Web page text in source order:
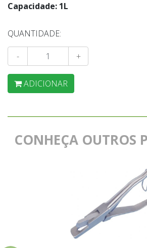
Capacidade: 1L
QUANTIDADE:
- +
ADICIONAR
CONHEÇA OUTROS